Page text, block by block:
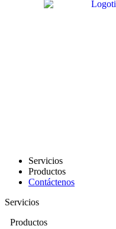
productos
Servicios
Productos
Contáctenos
Servicios
Productos